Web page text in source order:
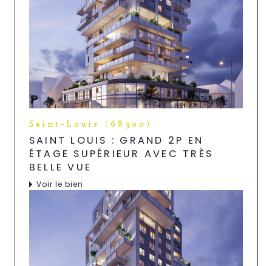
Saint-Louis (68300)
SAINT LOUIS : GRAND 2P EN
ÉTAGE SUPÉRIEUR AVEC TRÈS
BELLE VUE
Voir le bien